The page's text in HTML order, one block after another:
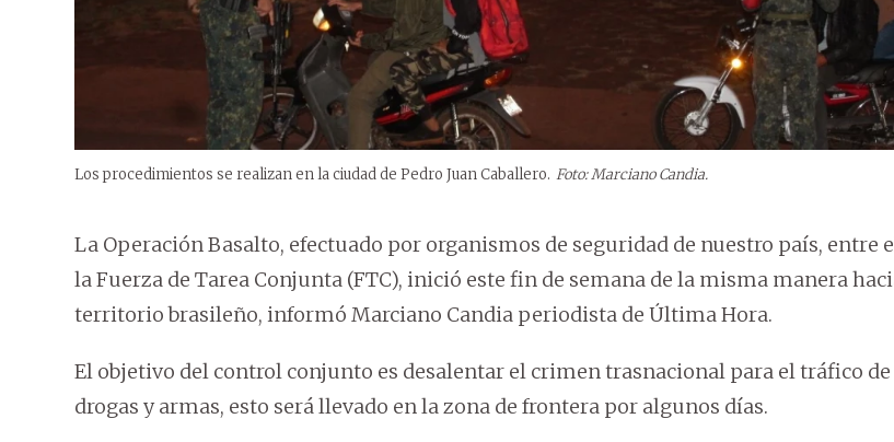
Los procedimientos se realizan en la ciudad de Pedro Juan Caballero. Foto: Marciano Candia.
La Operación Basalto, efectuado por organismos de seguridad de nuestro país, entre
la Fuerza de Tarea Conjunta (FTC), inició este fin de semana de la misma manera
territorio brasileño, informó Marciano Candia periodista de Última Hora.
El objetivo del control conjunto es desalentar el crimen trasnacional para el tráfico de
drogas y armas, esto será llevado en la zona de frontera por algunos días.